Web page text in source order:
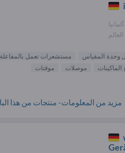
ألمانيا
وحدة المقياس
مستشعرات تعمل بالمفاعلة
الماكينات موصلات
موقتات
مزيد من المعلومات- منتجات من هذا